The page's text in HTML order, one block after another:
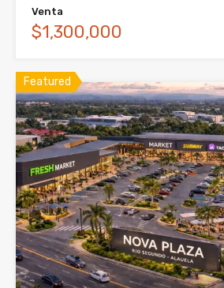
Venta
$1,300,000
Featured